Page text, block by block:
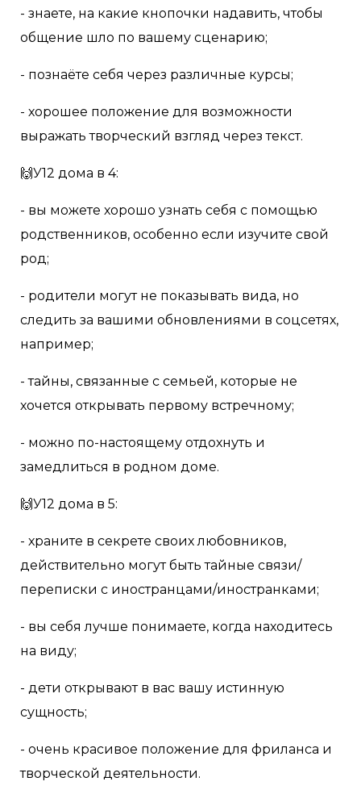
- знаете, на какие кнопочки надавить, чтобы
общение шло по вашему сценарию;
- познаёте себя через различные курсы;
- хорошее положение для возможности
выражать творческий взгляд через текст.
🙌У12 дома в 4:
- вы можете хорошо узнать себя с помощью
родственников, особенно если изучите свой
род;
- родители могут не показывать вида, но
следить за вашими обновлениями в соцсетях,
например;
- тайны, связанные с семьей, которые не
хочется открывать первому встречному;
- можно по-настоящему отдохнуть и
замедлиться в родном доме.
🙌У12 дома в 5:
- храните в секрете своих любовников,
действительно могут быть тайные связи/
переписки с иностранцами/иностранками;
- вы себя лучше понимаете, когда находитесь
на виду;
- дети открывают в вас вашу истинную
сущность;
- очень красивое положение для фриланса и
творческой деятельности.